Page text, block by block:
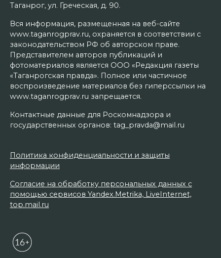
Таганрог, ул. Греческая, д. 90.
Вся информация, размещенная на веб-сайте
www.taganrogprav.ru, охраняется в соответствии с
законодательством РФ об авторском праве.
Представителем авторов публикаций и
фотоматериалов является ООО «Редакция газеты
«Таганрогская правда». Полное или частичное
воспроизведение материалов без гиперссылки на
www.taganrogprav.ru запрещается.
Контактные данные для Роскомнадзора и
государственных органов: tag_pravda@mail.ru
Политика конфиденциальности и защиты
информации
Согласие на обработку персональных данных с
помощью сервисов Yandex.Metrika, LiveInternet,
top.mail.ru